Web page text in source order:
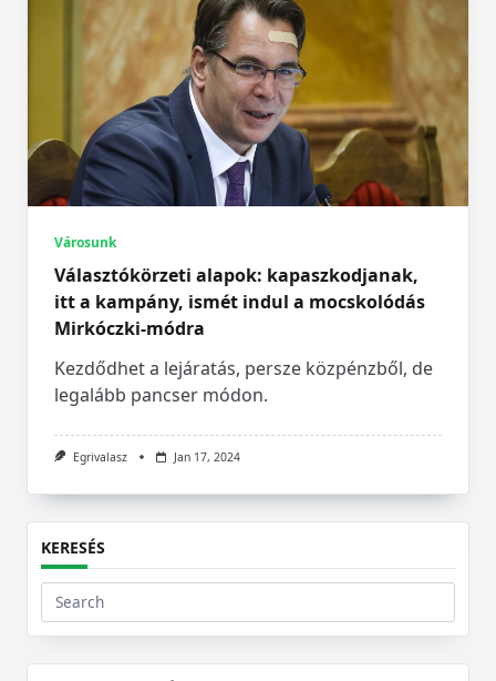
Városunk
Választókörzeti alapok: kapaszkodjanak,
itt a kampány, ismét indul a mocskolódás
Mirkóczki-módra
Kezdődhet a lejáratás, persze közpénzből, de
legalább pancser módon.
Egrivalasz Jan 17, 2024
KERESÉS
Search
for: